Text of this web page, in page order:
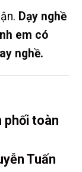
Dạy nghề
em có
nghề.
phối toàn
Tuấn